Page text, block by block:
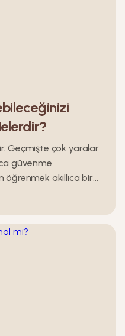
Geçmişte çok yaralar
güvenme
öğrenmek akıllıca bir
ne zaman